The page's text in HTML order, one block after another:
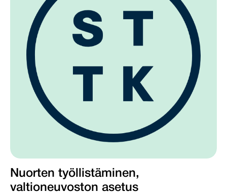
Nuorten työllistäminen,
valtioneuvoston asetus